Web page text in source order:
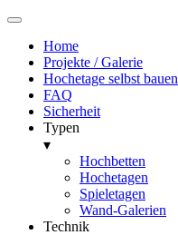
Home
Projekte / Galerie
Hochetage selbst bauen
FAQ
Sicherheit
Typen
▾
Hochbetten
Hochetagen
Spieletagen
Wand-Galerien
Technik